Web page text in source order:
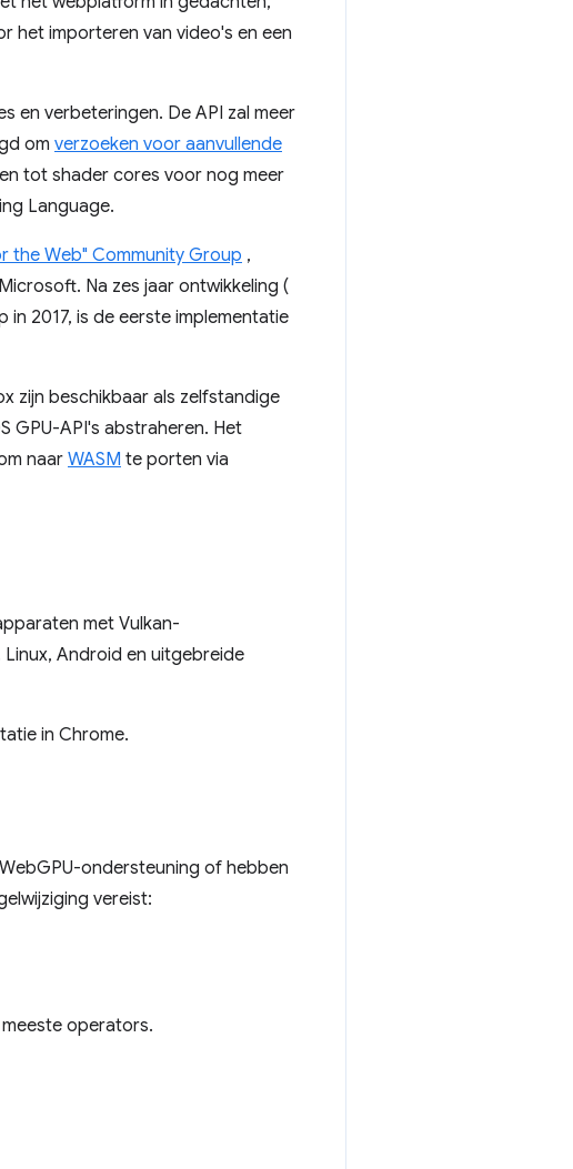
het importeren van video's en een
en verbeteringen. De API zal meer
om verzoeken voor aanvullende
tot shader cores voor nog meer
Language.
the Web" Community Group ,
Na zes jaar ontwikkeling (
2017, is de eerste implementatie
zijn beschikbaar als zelfstandige
GPU-API's abstraheren. Het
naar WASM te porten via
met Vulkan-
Android en uitgebreide
in Chrome.
ondersteuning of hebben
vereist:
operators.